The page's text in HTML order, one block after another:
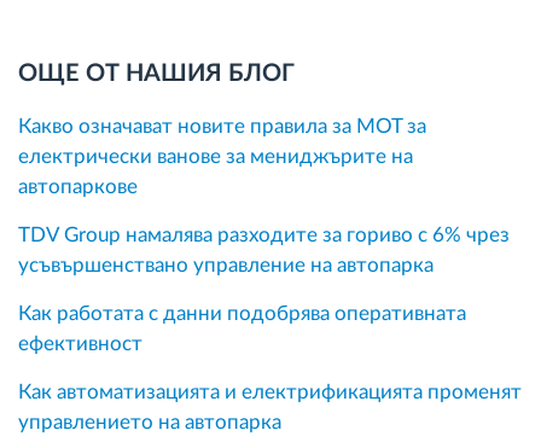
ОЩЕ ОТ НАШИЯ БЛОГ
Какво означават новите правила за MOT за
електрически ванове за мениджърите на
автопаркове
TDV Group намалява разходите за гориво с 6% чрез
усъвършенствано управление на автопарка
Как работата с данни подобрява оперативната
ефективност
Как автоматизацията и електрификацията променят
управлението на автопарка